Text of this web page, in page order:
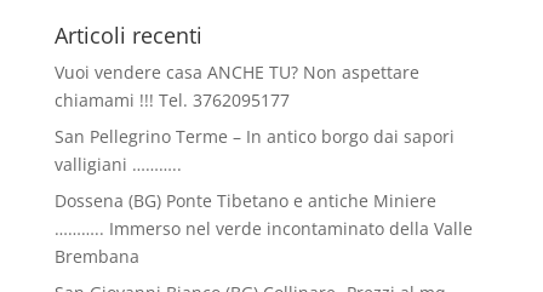
Articoli recenti
Vuoi vendere casa ANCHE TU? Non aspettare
chiamami !!! Tel. 3762095177
San Pellegrino Terme – In antico borgo dai sapori
valligiani ………..
Dossena (BG) Ponte Tibetano e antiche Miniere
……….. Immerso nel verde incontaminato della Valle
Brembana